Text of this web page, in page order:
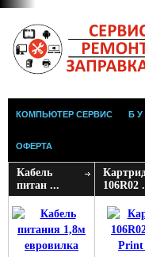
КОМПЬЮТЕР СЕРВИС Б У
ОФЕРТА
Кабель
питан ...
106R02